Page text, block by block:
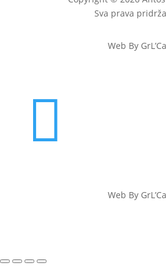
Sva prava
Web By GrL’Ca

Web By GrL’Ca